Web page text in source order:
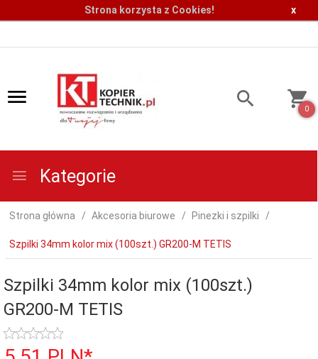
Strona korzysta z Cookies! x
0
Kategorie
Strona główna Akcesoria biurowe Pinezki i szpilki
Szpilki 34mm kolor mix (100szt.) GR200-M TETIS
Szpilki 34mm kolor mix (100szt.)
GR200-M TETIS